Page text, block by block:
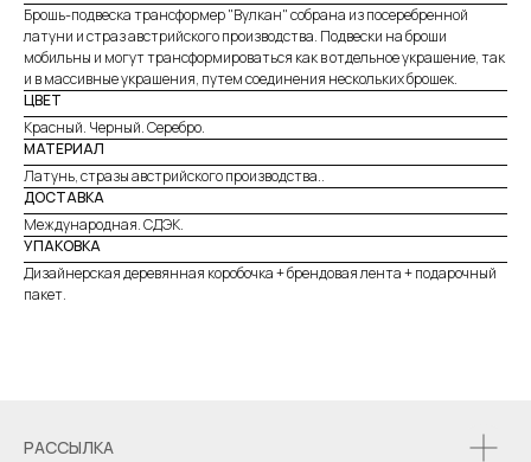
Брошь-подвеска трансформер "Вулкан" собрана из посеребренной
латуни и страз австрийского производства. Подвески на броши
мобильны и могут трансформироваться как в отдельное украшение, так
и в массивные украшения, путем соединения нескольких брошек.
ЦВЕТ
Красный. Черный. Серебро.
МАТЕРИАЛ
Латунь, стразы австрийского производства..
ДОСТАВКА
Международная. СДЭК.
УПАКОВКА
Дизайнерская деревянная коробочка + брендовая лента + подарочный
пакет.
РАССЫЛКА